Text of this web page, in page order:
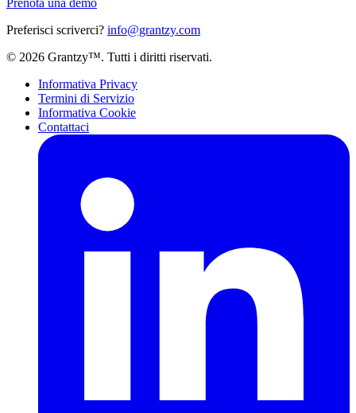
Prenota una demo
Preferisci scriverci? info@grantzy.com
© 2026 Grantzy™. Tutti i diritti riservati.
Informativa Privacy
Termini di Servizio
Informativa Cookie
Contattaci